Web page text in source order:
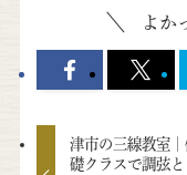
よか
津市の三線教室
礎クラスで調弦と